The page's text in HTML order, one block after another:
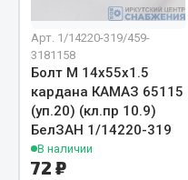
Рукава высокого давления
Весь раздел
Автомобильная
Арт. 1/14220-319/459-
3181158
Болт М 14х55х1.5
кардана КАМАЗ 65115
(уп.20) (кл.пр 10.9)
БелЗАН 1/14220-319
В наличии
72 ₽